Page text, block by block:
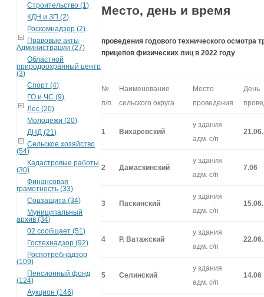
Строительство (1)
КДН и ЗП (2)
Роскомнадзор (2)
Правовые акты
Администрации (27)
Областной
природоохранный центр
(3)
Спорт (4)
ГО и ЧС (9)
Лес (20)
Молодёжи (20)
ДНД (21)
Сельское хозяйство
(54)
Кадастровые работы
(30)
Финансовая
грамотность (33)
Соцзащита (34)
Муниципальный
архив (34)
02 сообщает (51)
Гостехнадзор (92)
Роспотребнадзор
(109)
Пенсионный фонд
(124)
Аукцион (146)
Место, день и время
проведения годового технического осмотра
прицепов физических лиц в 2022 году
№
п/п
Наименование
сельского округа
Место
проведения
День
1 Вихаревский
у здания
адм. с/п
21.06.
2 Дамаскинский
у здания
адм. с/п
7.06
3 Паскинский
у здания
адм. с/п
15.06.
4 Р. Ватажский
у здания
адм. с/п
22.06.
5 Селинский
у здания
адм. с/п
14.06